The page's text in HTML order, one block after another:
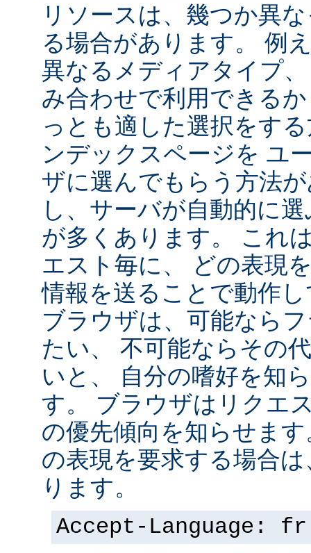
リソースは、幾つか異
る場合があります。 例
異なるメディアタイプ
み合わせで利用できる
っとも適した選択をす
ンデックスページを ユ
ザに選んでもらう方法
し、サーバが自動的に
が多くあります。 これ
エスト毎に、 どの表現
情報を送ることで動作
ブラウザは、可能なら
たい、 不可能ならその
いと、 自分の嗜好を知
す。 ブラウザはリクエ
の優先傾向を知らせま
の表現を要求する場合
ります。
Accept-Language: fr